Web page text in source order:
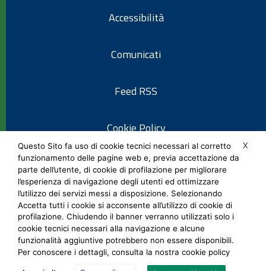
Accessibilità
Comunicati
Feed RSS
Cookie Policy
Informativa privacy
Note legali
Social Media Policy
X
Questo Sito fa uso di cookie tecnici necessari al corretto
funzionamento delle pagine web e, previa accettazione da
parte dell’utente, di cookie di profilazione per migliorare
l’esperienza di navigazione degli utenti ed ottimizzare
l’utilizzo dei servizi messi a disposizione. Selezionando
Accetta tutti i cookie si acconsente all’utilizzo di cookie di
profilazione. Chiudendo il banner verranno utilizzati solo i
cookie tecnici necessari alla navigazione e alcune
funzionalità aggiuntive potrebbero non essere disponibili.
Per conoscere i dettagli, consulta la nostra cookie policy